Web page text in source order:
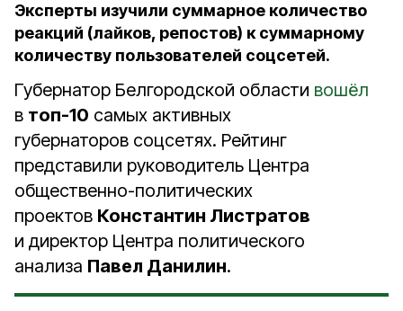
Эксперты изучили суммарное количество
реакций (лайков, репостов) к суммарному
количеству пользователей соцсетей.
Губернатор Белгородской области вошёл
в топ-10 самых активных
губернаторов соцсетях. Рейтинг
представили руководитель Центра
общественно-политических
проектов Константин Листратов
и директор Центра политического
анализа Павел Данилин.